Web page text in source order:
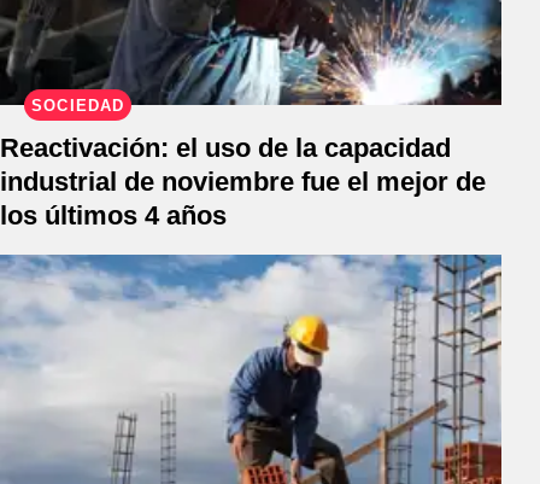
SOCIEDAD
Reactivación: el uso de la capacidad
industrial de noviembre fue el mejor de
los últimos 4 años